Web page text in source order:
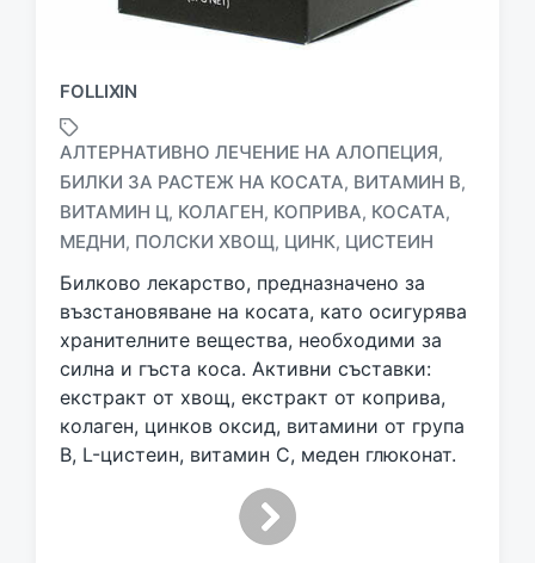
FOLLIXIN
a
g
g
d
w
i
t
h
АЛТЕРНАТИВНО ЛЕЧЕНИЕ НА АЛОПЕЦИЯ,
БИЛКИ ЗА РАСТЕЖ НА КОСАТА, ВИТАМИН В,
ВИТАМИН Ц, КОЛАГЕН, КОПРИВА, КОСАТА,
МЕДНИ, ПОЛСКИ ХВОЩ, ЦИНК, ЦИСТЕИН
Билково лекарство, предназначено за
възстановяване на косата, като осигурява
хранителните вещества, необходими за
силна и гъста коса. Активни съставки:
екстракт от хвощ, екстракт от коприва,
колаген, цинков оксид, витамини от група
В, L-цистеин, витамин С, меден глюконат.